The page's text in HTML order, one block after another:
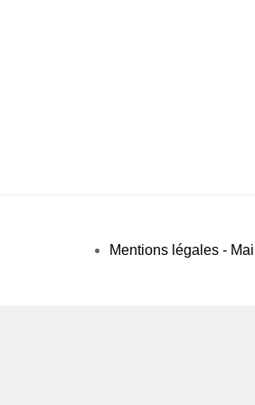
Mentions légales -